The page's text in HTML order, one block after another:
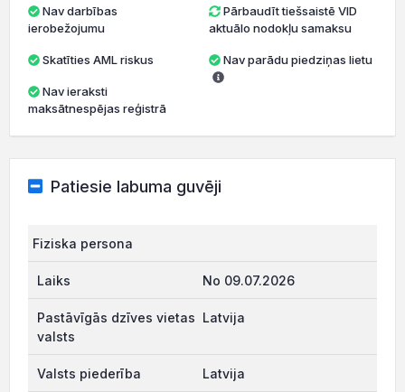
ierobežojumu
Skatīties AML riskus
maksātnespējas reģistrā
Pārbaudīt tiešsaistē VID
aktuālo nodokļu samaksu
Nav parādu piedziņas lietu
Patiesie labuma guvēji
Fiziska persona
No 09.07.2026
Latvija
Latvija